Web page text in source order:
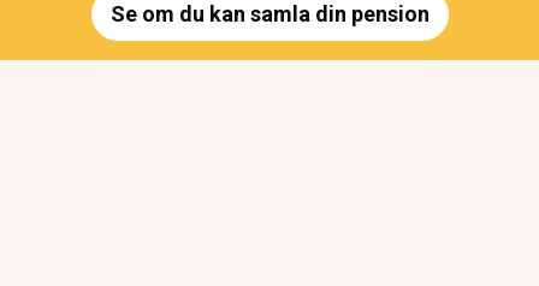
Se om du kan samla din pension